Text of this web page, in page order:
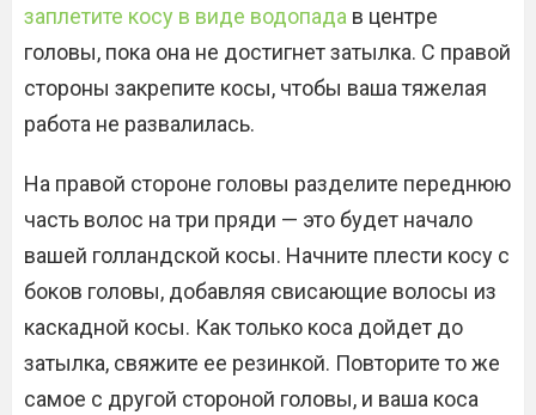
заплетите косу в виде водопада в центре
головы, пока она не достигнет затылка. С правой
стороны закрепите косы, чтобы ваша тяжелая
работа не развалилась.
На правой стороне головы разделите переднюю
часть волос на три пряди — это будет начало
вашей голландской косы. Начните плести косу с
боков головы, добавляя свисающие волосы из
каскадной косы. Как только коса дойдет до
затылка, свяжите ее резинкой. Повторите то же
самое с другой стороной головы, и ваша коса